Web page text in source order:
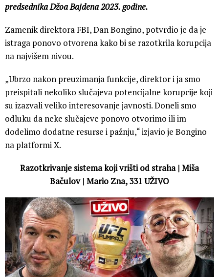
predsednika Džoa Bajdena 2023. godine.
Zamenik direktora FBI, Dan Bongino, potvrdio je da je
istraga ponovo otvorena kako bi se razotkrila korupcija
na najvišem nivou.
„Ubrzo nakon preuzimanja funkcije, direktor i ja smo
preispitali nekoliko slučajeva potencijalne korupcije koji
su izazvali veliko interesovanje javnosti. Doneli smo
odluku da neke slučajeve ponovo otvorimo ili im
dodelimo dodatne resurse i pažnju,“ izjavio je Bongino
na platformi X.
Razotkrivanje sistema koji vrišti od straha | Miša
Bačulov | Mario Zna, 331 UŽIVO